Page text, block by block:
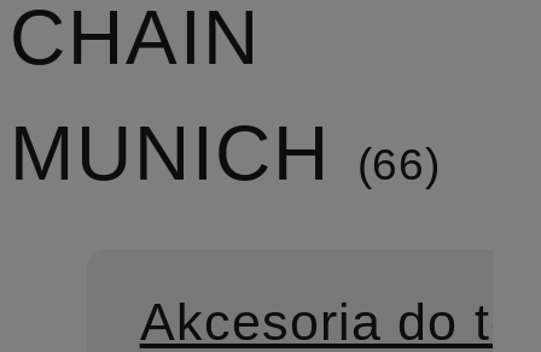
CHAIN
MUNICH
66
Akcesoria do